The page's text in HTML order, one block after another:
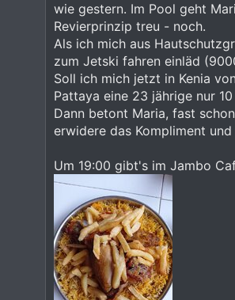
wie gestern. Im Pool geht
Revierprinzip treu - noch.
Als ich mich aus
zum Jetski fahren einläd
Soll ich mich jetzt in Kenia
Pattaya eine 23 jährige nur
Dann betont Maria, fast
erwidere das Kompliment
Um 19:00 gibt's im Jambo